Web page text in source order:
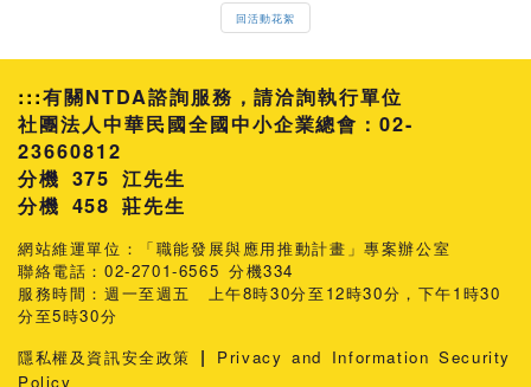
回活動花絮
:::有關NTDA諮詢服務，請洽詢執行單位
社團法人中華民國全國中小企業總會：02-
23660812
分機 375 江先生
458 莊先生
網站維運單位：「職能發展與應用推動計畫」專案辦公室
聯絡電話：02-2701-6565 分機334
服務時間：週一至週五 上午8時30分至12時30分，下午1時30
分至5時30分
隱私權及資訊安全政策 |
Privacy and Information Security
Policy